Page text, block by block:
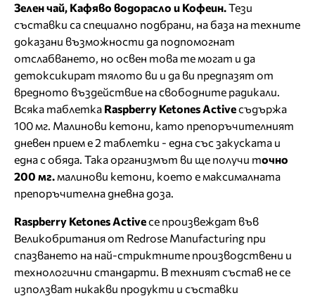
Зелен чай, Кафяво водорасло и Кофеин.Тези
съставки са специално подбрани, на база на техните
доказани възможности да подпомогнат
отслабването, но освен това те могат и да
детоксикират тялото ви и да ви предпазят от
вредното въздействие на свободните радикали.
Всяка таблетка Raspberry Ketones Activeсъдържа
100 мг. Малинови кетони, като препоръчителният
дневен прием е 2 таблетки - една със закуската и
една с обяда. Така организмът ви ще получи точно
200 мг.малинови кетони, което е максималната
препоръчителна дневна доза.
Raspberry Ketones Activeсе произвеждат във
Великобритания от Redrose Manufacturing при
спазването на най-стриктните производствени и
технологични стандарти. В техният състав не се
използват никакви продукти и съставки